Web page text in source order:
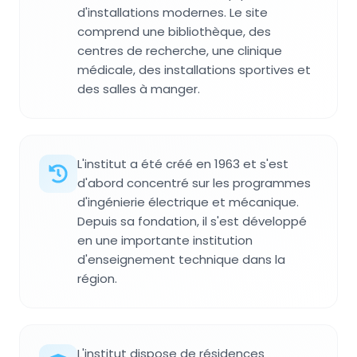
d'installations modernes. Le site
comprend une bibliothèque, des
centres de recherche, une clinique
médicale, des installations sportives et
des salles à manger.
L'institut a été créé en 1963 et s'est
d'abord concentré sur les programmes
d'ingénierie électrique et mécanique.
Depuis sa fondation, il s'est développé
en une importante institution
d'enseignement technique dans la
région.
L'institut dispose de résidences